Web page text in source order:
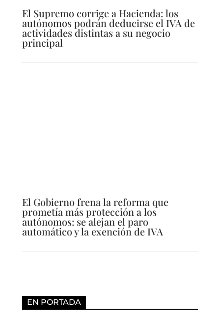
El Supremo corrige a Hacienda: los
autónomos podrán deducirse el IVA de
actividades distintas a su negocio
principal
El Gobierno frena la reforma que
prometía más protección a los
autónomos: se alejan el paro
automático y la exención de IVA
EN PORTADA